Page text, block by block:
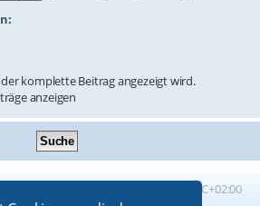
komplette Beitrag angezeigt wird.
anzeigen
UTC+02:00